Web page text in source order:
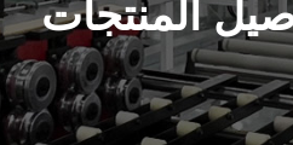
المنتجات